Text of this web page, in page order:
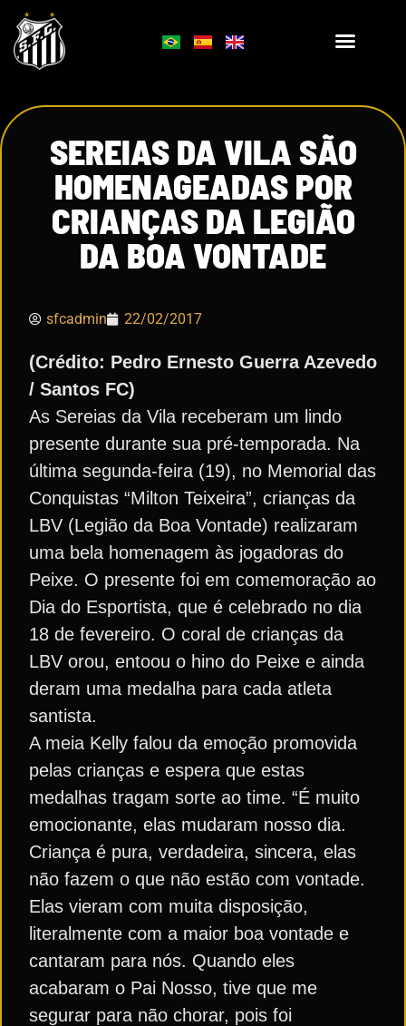
SEREIAS DA VILA SÃO
HOMENAGEADAS POR
CRIANÇAS DA LEGIÃO
DA BOA VONTADE
sfcadmin 22/02/2017
(Crédito: Pedro Ernesto Guerra Azevedo
/ Santos FC)
As Sereias da Vila receberam um lindo
presente durante sua pré-temporada. Na
última segunda-feira (19), no Memorial das
Conquistas “Milton Teixeira”, crianças da
LBV (Legião da Boa Vontade) realizaram
uma bela homenagem às jogadoras do
Peixe. O presente foi em comemoração ao
Dia do Esportista, que é celebrado no dia
18 de fevereiro. O coral de crianças da
LBV orou, entoou o hino do Peixe e ainda
deram uma medalha para cada atleta
santista.
A meia Kelly falou da emoção promovida
pelas crianças e espera que estas
medalhas tragam sorte ao time. “É muito
emocionante, elas mudaram nosso dia.
Criança é pura, verdadeira, sincera, elas
não fazem o que não estão com vontade.
Elas vieram com muita disposição,
literalmente com a maior boa vontade e
cantaram para nós. Quando eles
acabaram o Pai Nosso, tive que me
segurar para não chorar, pois foi